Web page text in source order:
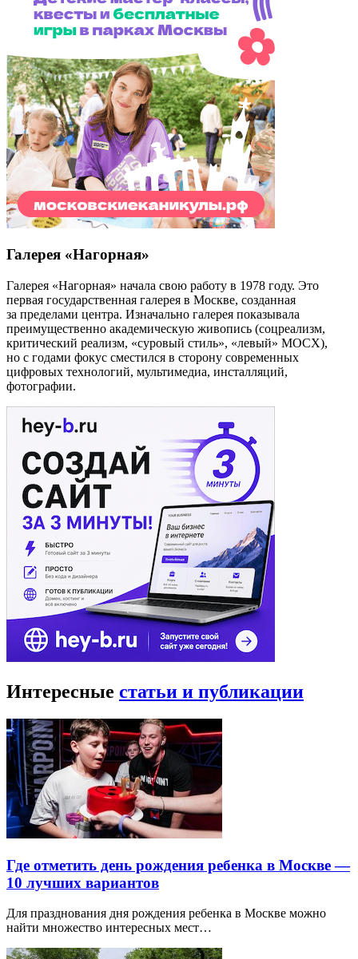
Галерея «Нагорная»
Галерея «Нагорная» начала свою работу в 1978 году. Это
первая государственная галерея в Москве, созданная
за пределами центра. Изначально галерея показывала
преимущественно академическую живопись (cоцреализм,
критический реализм, «суровый стиль», «левый» МОСХ),
но с годами фокус сместился в сторону современных
цифровых технологий, мультимедиа, инсталляций,
фотографии.
Интересные статьи и публикации
Где отметить день рождения ребенка в Москве —
10 лучших вариантов
Для празднования дня рождения ребенка в Москве можно
найти множество интересных мест…